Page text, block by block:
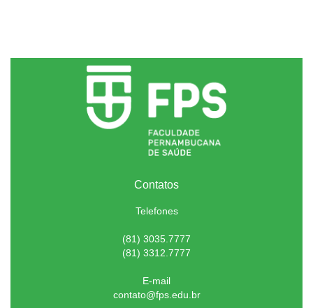
Contatos
Telefones
(81) 3035.7777
(81) 3312.7777
E-mail
contato@fps.edu.br